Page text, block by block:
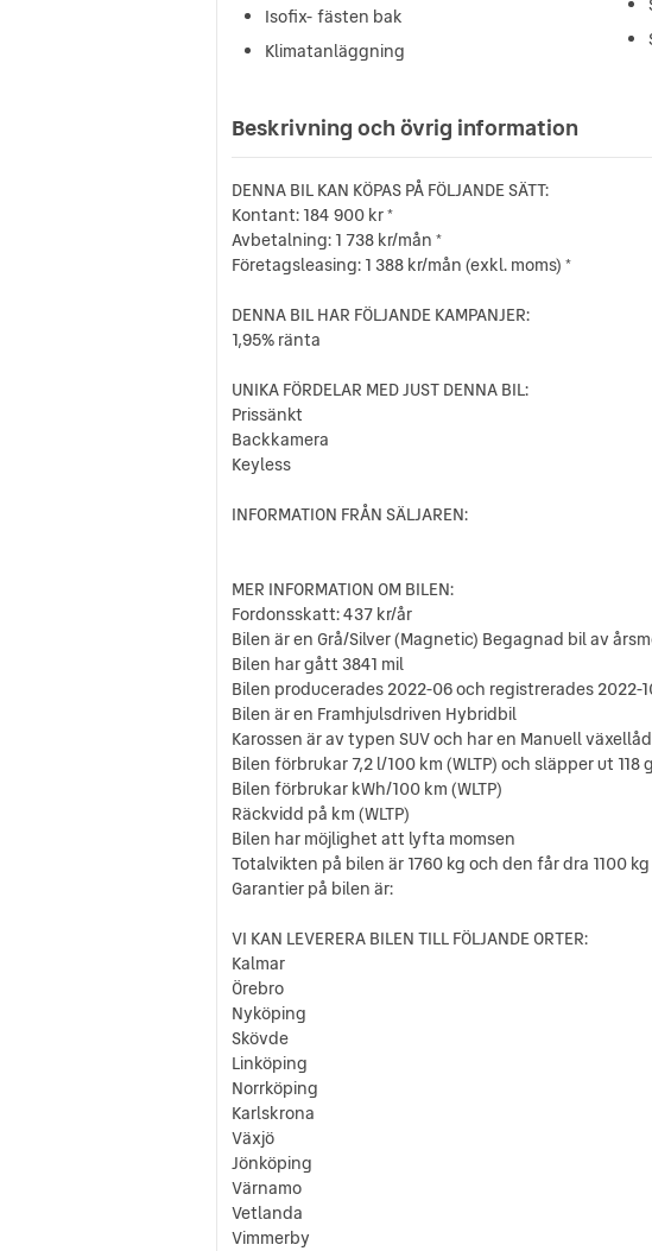
Isofix- fästen bak
Klimatanläggning
Beskrivning och övrig information
DENNA BIL KAN KÖPAS PÅ FÖLJANDE SÄTT:
Kontant: 184 900 kr *
Avbetalning: 1 738 kr/mån *
Företagsleasing: 1 388 kr/mån (exkl. moms) *
DENNA BIL HAR FÖLJANDE KAMPANJER:
1,95% ränta
UNIKA FÖRDELAR MED JUST DENNA BIL:
Prissänkt
Backkamera
Keyless
INFORMATION FRÅN SÄLJAREN:
MER INFORMATION OM BILEN:
Fordonsskatt: 437 kr/år
Bilen är en Grå/Silver (Magnetic) Begagnad bil av
Bilen har gått 3841 mil
Bilen producerades 2022-06 och registrerades
Bilen är en Framhjulsdriven Hybridbil
Karossen är av typen SUV och har en Manuell
Bilen förbrukar 7,2 l/100 km (WLTP) och släpper ut 118
Bilen förbrukar kWh/100 km (WLTP)
Räckvidd på km (WLTP)
Bilen har möjlighet att lyfta momsen
Totalvikten på bilen är 1760 kg och den får dra 1100
Garantier på bilen är:
VI KAN LEVERERA BILEN TILL FÖLJANDE ORTER:
Kalmar
Örebro
Nyköping
Skövde
Linköping
Norrköping
Karlskrona
Växjö
Jönköping
Värnamo
Vetlanda
Vimmerby